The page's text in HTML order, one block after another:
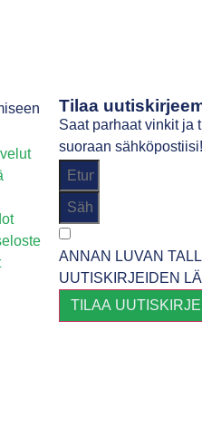
Tilaa
Saat parhaat vinkit ja
suoraan sähköpostiisi!
ANNAN LUVAN
UUTISKIRJEIDEN
TILAA UUTISKIRJE